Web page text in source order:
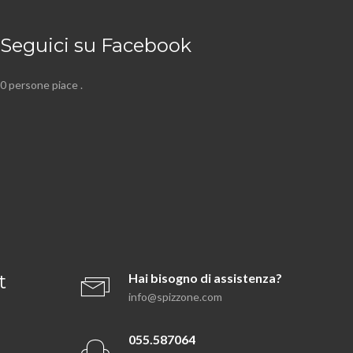
Seguici su Facebook
0 persone piace .
Hai bisogno di assistenza?
info@spizzone.com
055.587064